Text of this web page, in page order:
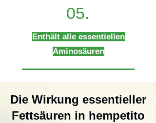
05.
Enthält alle essentiellen
Aminosäuren
Die Wirkung essentieller
Fettsäuren in hempetito